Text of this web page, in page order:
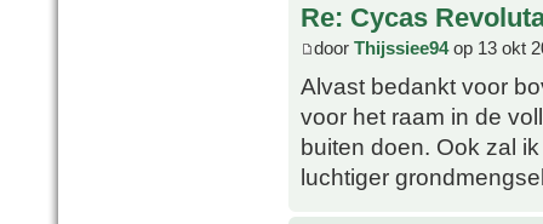
Re: Cycas
door Thijssiee94op 13 okt
Alvast bedankt voor
voor het raam in de
buiten doen. Ook zal
luchtiger